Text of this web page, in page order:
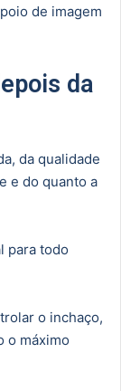
de imagem
da
da qualidade
e do quanto a
para todo
o inchaço,
o máximo